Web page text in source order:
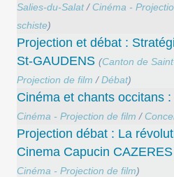
Salies-du-Salat/ Cinéma -
schiste)
Projection et débat :
St-GAUDENS (Canton de
Projection de film /Débat)
Cinéma et chants occitans
Cinéma - Projection de film /
Projection débat : La
Cinema Capucin CAZERES
Cinéma - Projection de film)